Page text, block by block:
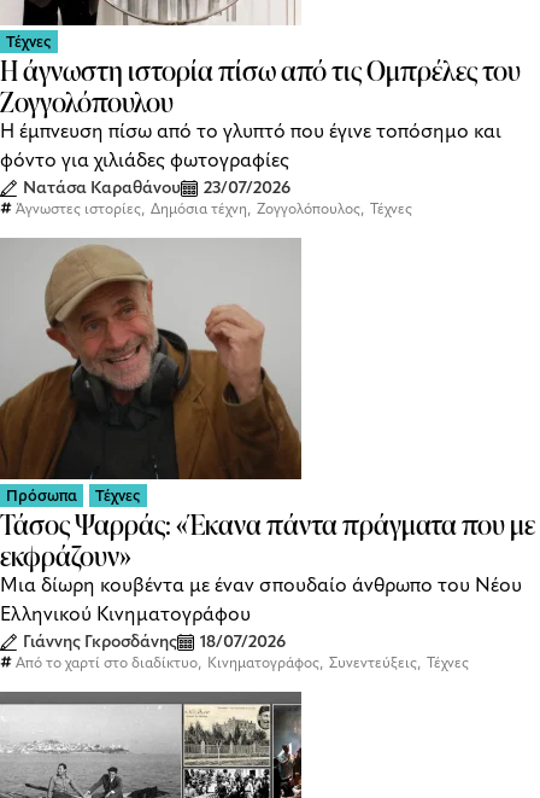
Τέχνες
Η άγνωστη ιστορία πίσω από τις Ομπρέλες του
Ζογγολόπουλου
Η έμπνευση πίσω από το γλυπτό που έγινε τοπόσημο και
φόντο για χιλιάδες φωτογραφίες
Νατάσα Καραθάνου 23/07/2026
Άγνωστες ιστορίες, Δημόσια τέχνη, Ζογγολόπουλος, Τέχνες
Πρόσωπα Τέχνες
Τάσος Ψαρράς: «Έκανα πάντα πράγματα που με
εκφράζουν»
Μια δίωρη κουβέντα με έναν σπουδαίο άνθρωπο του Νέου
Ελληνικού Κινηματογράφου
Γιάννης Γκροσδάνης 18/07/2026
Από το χαρτί στο διαδίκτυο, Κινηματογράφος, Συνεντεύξεις, Τέχνες